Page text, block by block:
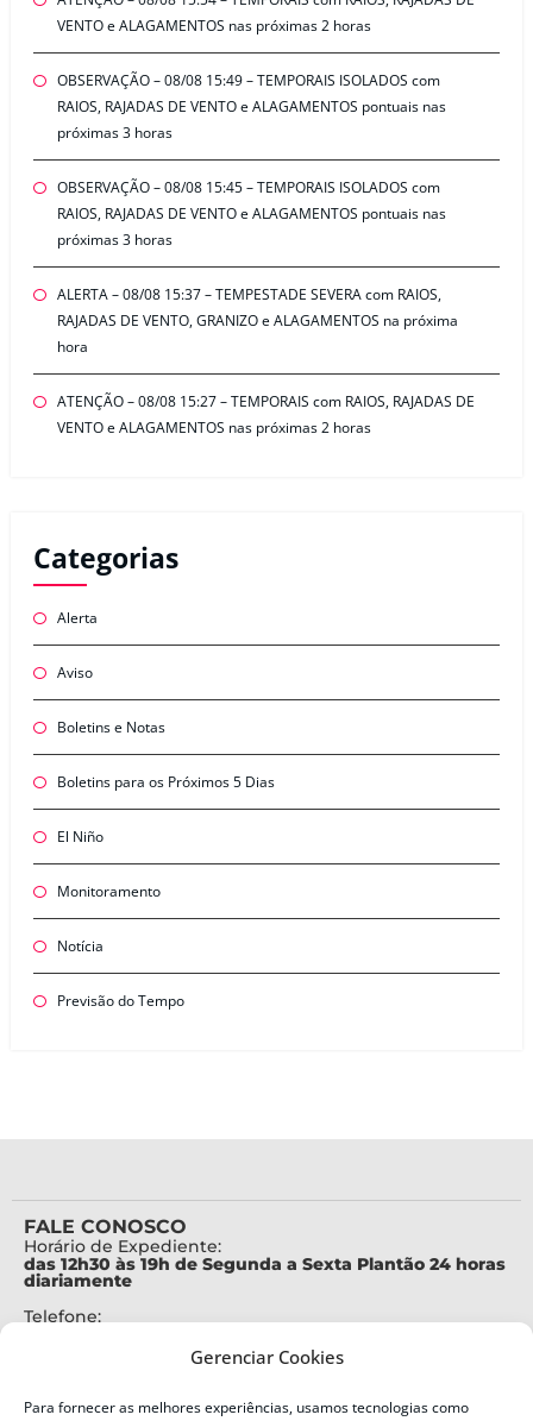
Gerenciar Cookies
Para fornecer as melhores experiências, usamos tecnologias como
VENTO e ALAGAMENTOS nas próximas 2 horas
OBSERVAÇÃO – 08/08 15:49 – TEMPORAIS ISOLADOS com
RAIOS, RAJADAS DE VENTO e ALAGAMENTOS pontuais nas
próximas 3 horas
OBSERVAÇÃO – 08/08 15:45 – TEMPORAIS ISOLADOS com
RAIOS, RAJADAS DE VENTO e ALAGAMENTOS pontuais nas
próximas 3 horas
ALERTA – 08/08 15:37 – TEMPESTADE SEVERA com RAIOS,
RAJADAS DE VENTO, GRANIZO e ALAGAMENTOS na próxima
hora
ATENÇÃO – 08/08 15:27 – TEMPORAIS com RAIOS, RAJADAS DE
VENTO e ALAGAMENTOS nas próximas 2 horas
Categorias
Alerta
Aviso
Boletins e Notas
Boletins para os Próximos 5 Dias
El Niño
Monitoramento
Notícia
Previsão do Tempo
FALE CONOSCO
Horário de Expediente:
das 12h30 às 19h de Segunda a Sexta Plantão 24 horas
diariamente
Telefone: